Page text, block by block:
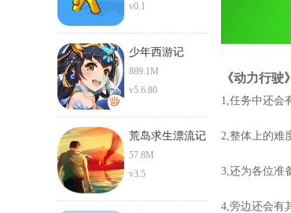
v0.1
少年西游记
889.1M
v5.6.80
荒岛求生漂流记
57.8M
v3.5
《动力行驶
1,任务中还会
2,整体上的难
3,还为各位准
4,旁边还会有